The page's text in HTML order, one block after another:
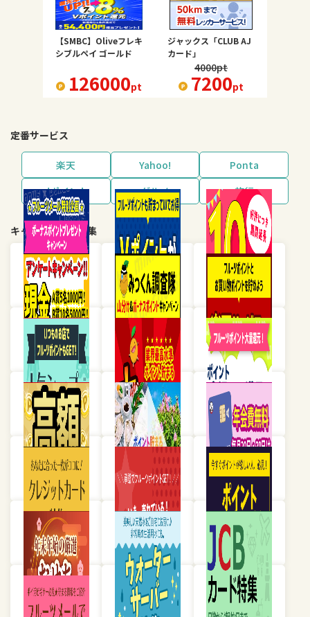
【SMBC】Oliveフレキ
シブルペイ ゴールド
126000pt
ジャックス「CLUB AJ
カード」
4000pt
7200pt
定番サービス
楽天 Yahoo!
Ponta
dポイント
グルメ 旅行
キャンペーン・特集